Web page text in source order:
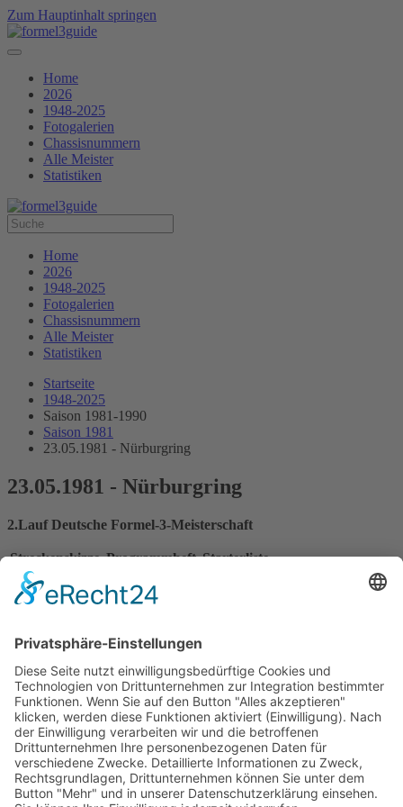
Zum Hauptinhalt springen
Home
2026
1948-2025
Fotogalerien
Chassisnummern
Alle Meister
Statistiken
Home
2026
1948-2025
Fotogalerien
Chassisnummern
Alle Meister
Statistiken
Startseite
1948-2025
Saison 1981-1990
Saison 1981
23.05.1981 - Nürburgring
23.05.1981 - Nürburgring
2.Lauf Deutsche Formel-3-Meisterschaft
Streckenskizze Programmheft Starterliste
Nennungsliste
Ergebnis Zeittraining 1
Original Zeitnahme
Ergebnis Zeittraining 2
Gesamtergebnis Zeittraining 1+2 Original Zeitnahme
Startaufstellung
Original Zeitnahme
Ergebnis Rennen
Original Zeitnahme